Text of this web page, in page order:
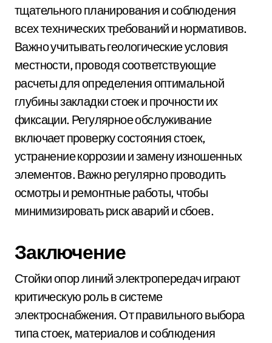
тщательного планирования и соблюдения
всех технических требований и нормативов.
Важно учитывать геологические условия
местности, проводя соответствующие
расчеты для определения оптимальной
глубины закладки стоек и прочности их
фиксации. Регулярное обслуживание
включает проверку состояния стоек,
устранение коррозии и замену изношенных
элементов. Важно регулярно проводить
осмотры и ремонтные работы, чтобы
минимизировать риск аварий и сбоев.
Заключение
Стойки опор линий электропередач играют
критическую роль в системе
электроснабжения. От правильного выбора
типа стоек, материалов и соблюдения